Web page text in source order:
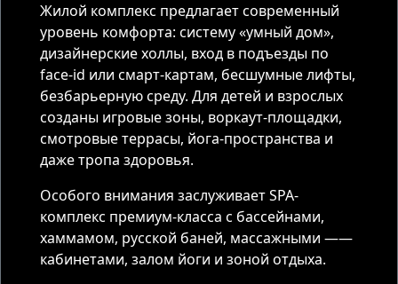
Жилой комплекс предлагает современный
уровень комфорта: систему «умный дом»,
дизайнерские холлы, вход в подъезды по
face-id или смарт-картам, бесшумные лифты,
безбарьерную среду. Для детей и взрослых
созданы игровые зоны, воркаут-площадки,
смотровые террасы, йога-пространства и
даже тропа здоровья.
Особого внимания заслуживает SPA-
комплекс премиум-класса с бассейнами,
хаммамом, русской баней, массажными ——
кабинетами, залом йоги и зоной отдыха.